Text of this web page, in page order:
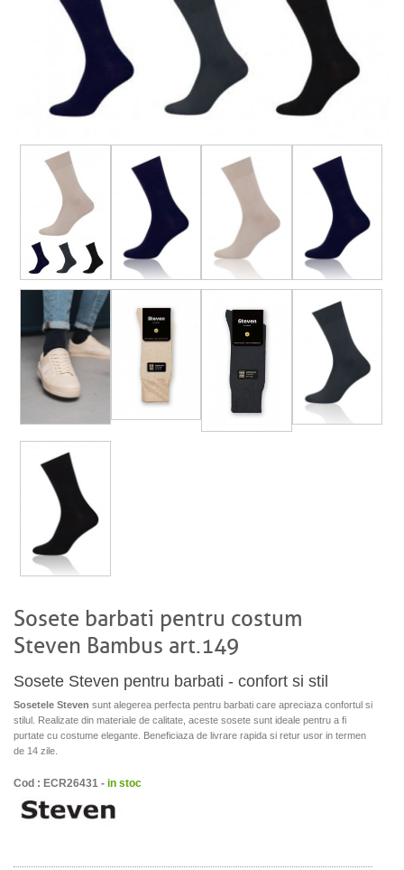
Sosete barbati pentru costum
Steven Bambus art.149
Sosete Steven pentru barbati - confort si stil
Sosetele Steven sunt alegerea perfecta pentru barbati care apreciaza confortul si
stilul. Realizate din materiale de calitate, aceste sosete sunt ideale pentru a fi
purtate cu costume elegante. Beneficiaza de livrare rapida si retur usor in termen
de 14 zile.
Cod : ECR26431 - in stoc